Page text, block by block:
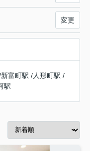
変更
新富町駅 /人形町駅 /
駅